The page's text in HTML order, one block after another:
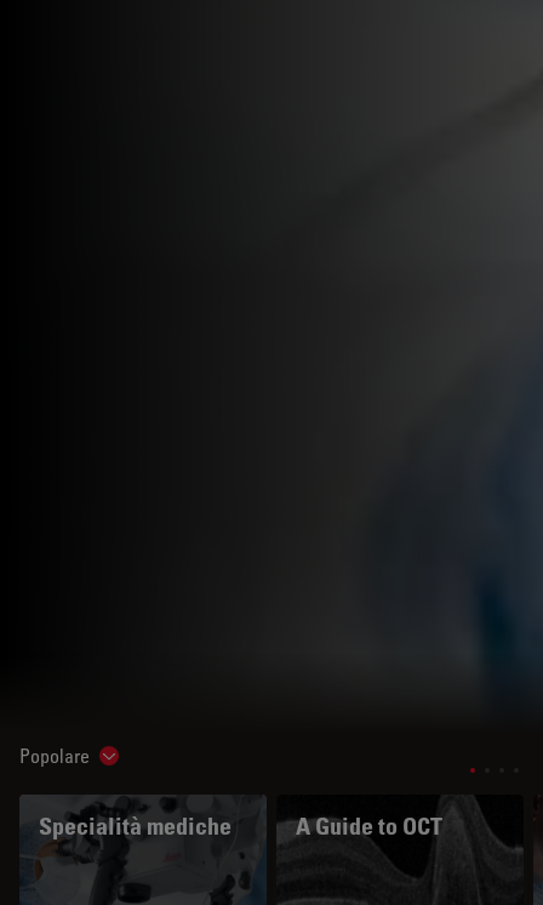
Popolare Show subnavigation
Specialità mediche A Guide to OCT